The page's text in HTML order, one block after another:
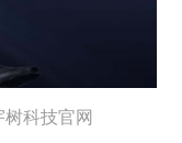
科技官网